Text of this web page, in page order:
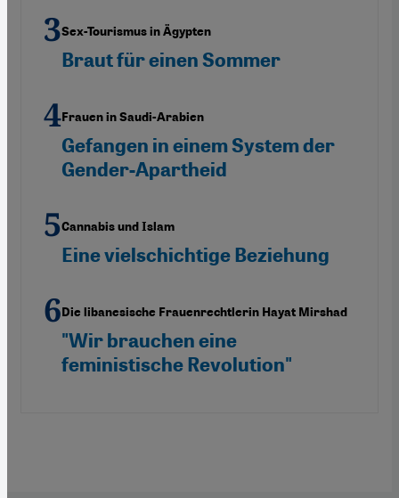
Sex-Tourismus in Ägypten
Braut für einen Sommer
Frauen in Saudi-Arabien
Gefangen in einem System der
Gender-Apartheid
Cannabis und Islam
Eine vielschichtige Beziehung
Die libanesische Frauenrechtlerin Hayat Mirshad
"Wir brauchen eine
feministische Revolution"